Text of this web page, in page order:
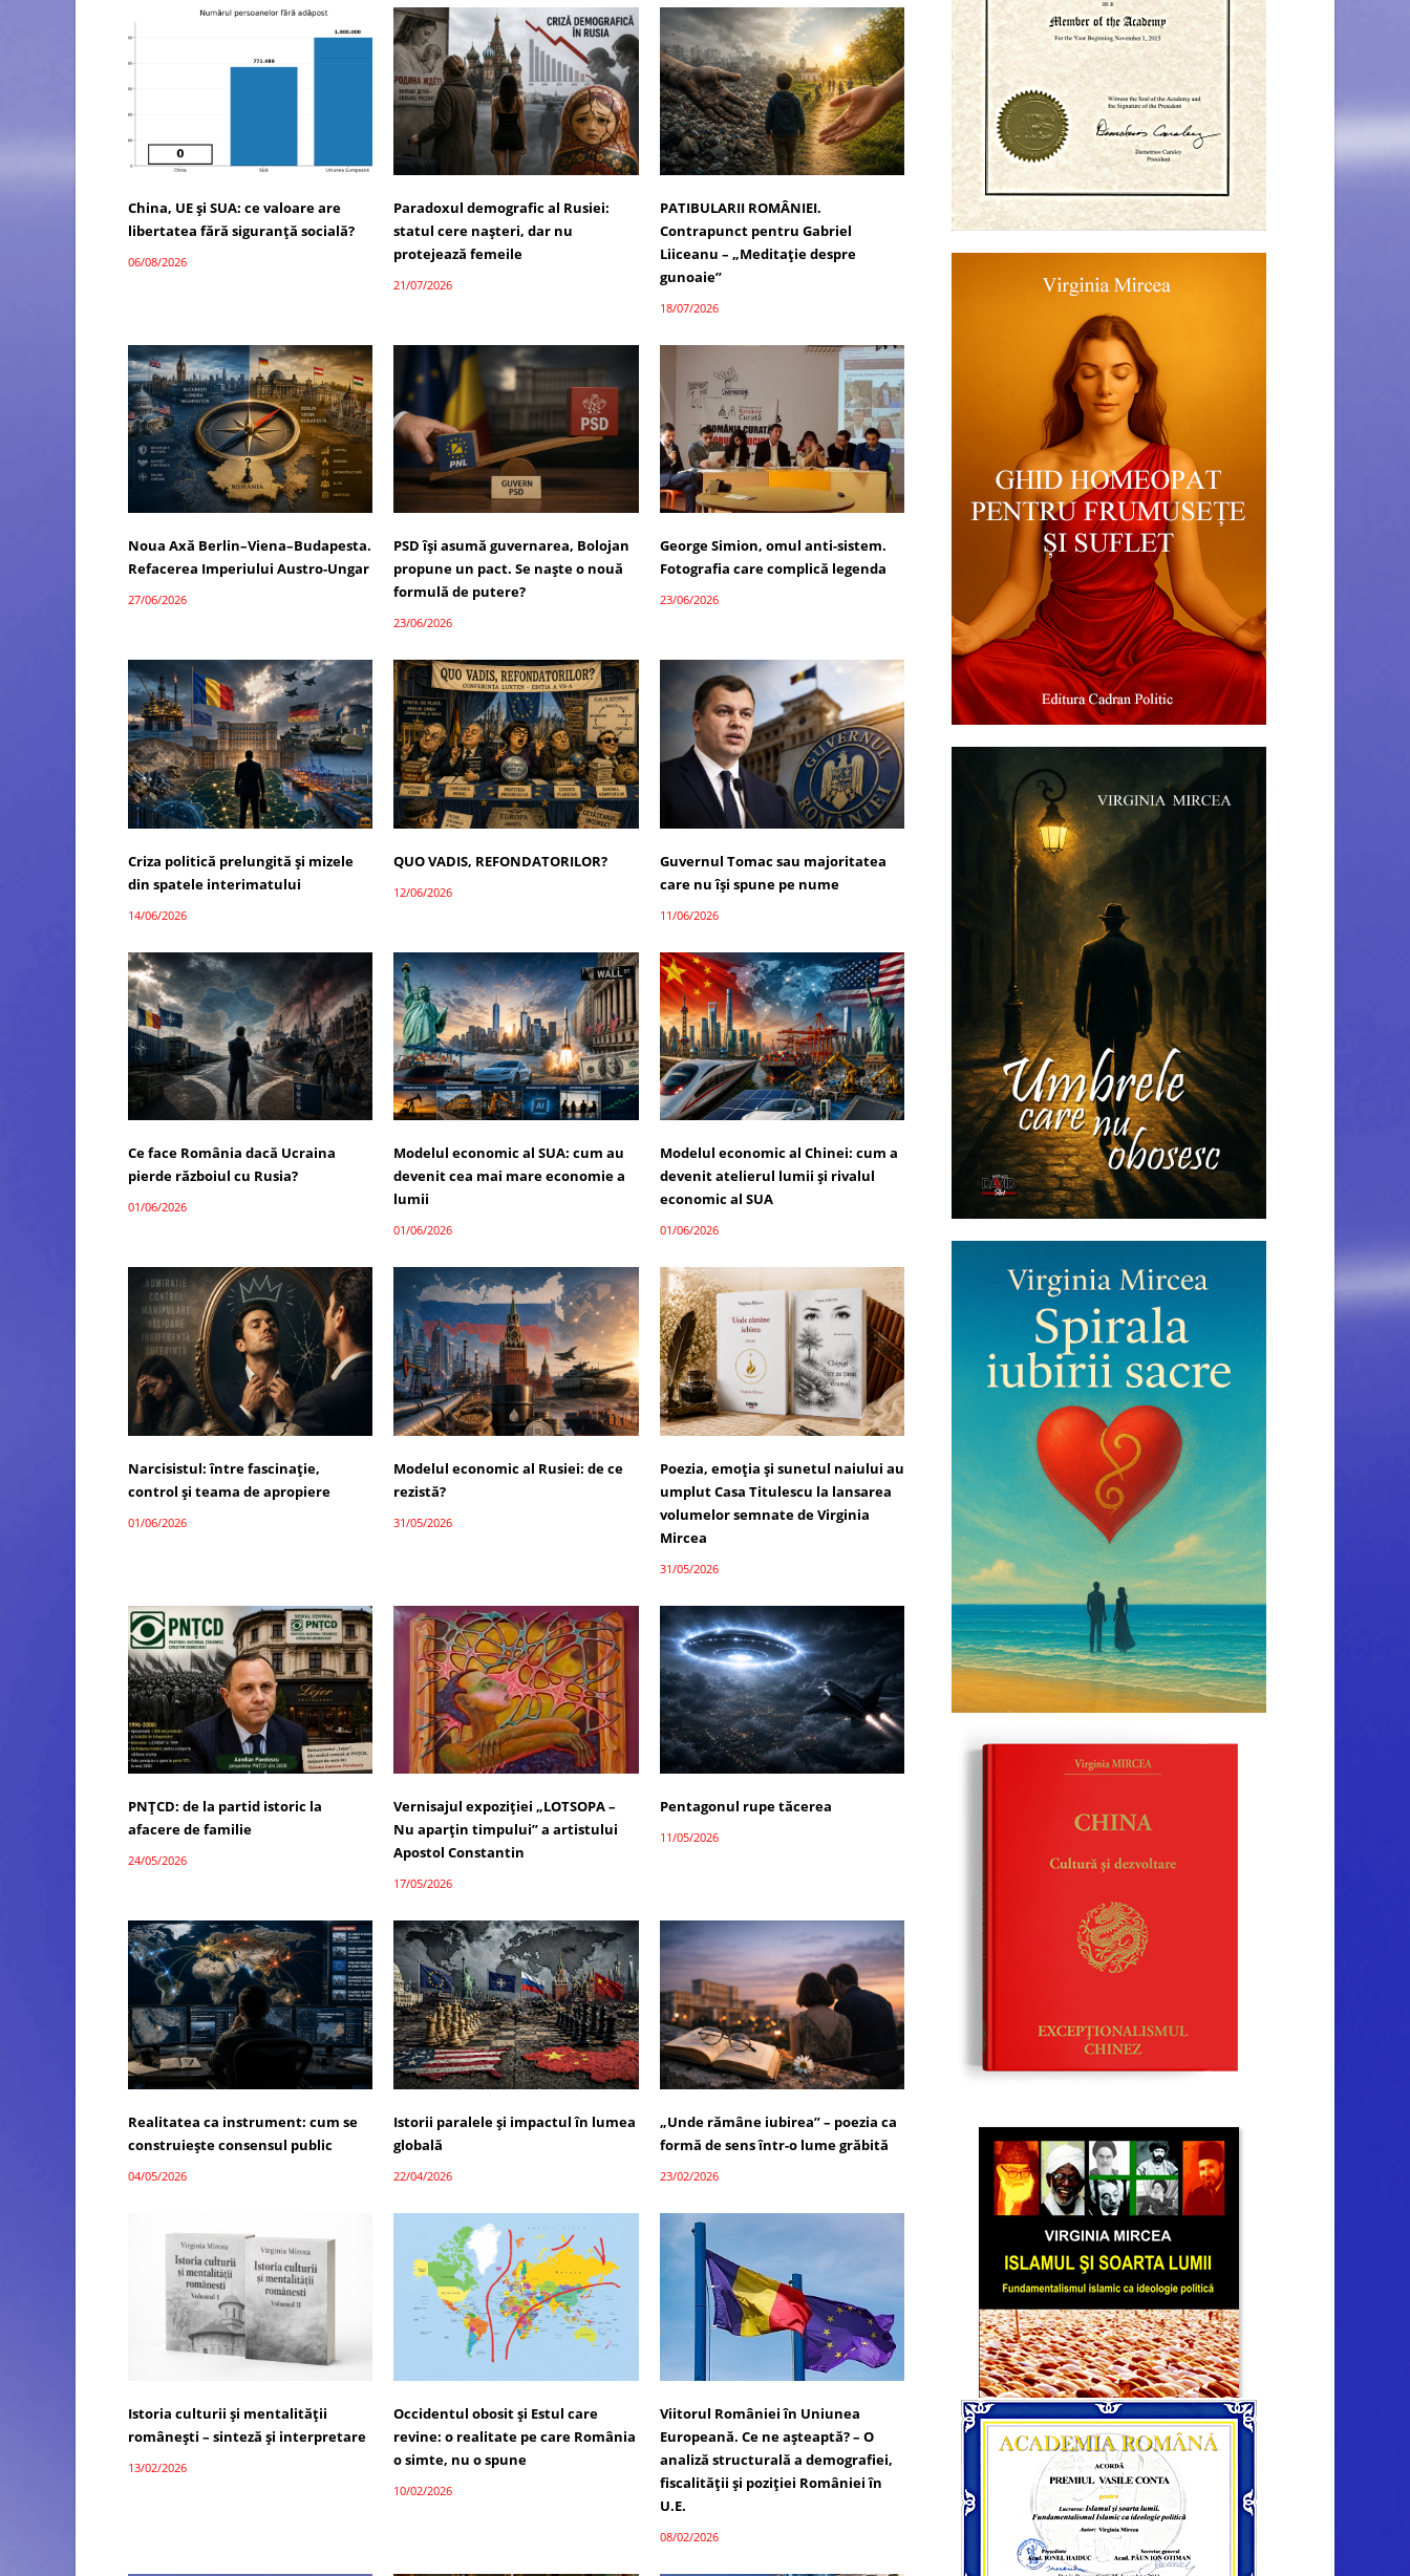
China, UE și SUA: ce valoare are
libertatea fără siguranță socială?
06/08/2026
Paradoxul demografic al Rusiei:
statul cere nașteri, dar nu
protejează femeile
21/07/2026
PATIBULARII ROMÂNIEI.
Contrapunct pentru Gabriel
Liiceanu – „Meditație despre
gunoaie”
18/07/2026
Noua Axă Berlin–Viena–Budapesta.
Refacerea Imperiului Austro-Ungar
27/06/2026
PSD își asumă guvernarea, Bolojan
propune un pact. Se naște o nouă
formulă de putere?
23/06/2026
George Simion, omul anti-sistem.
Fotografia care complică legenda
23/06/2026
Criza politică prelungită și mizele
din spatele interimatului
14/06/2026
QUO VADIS, REFONDATORILOR?
12/06/2026
Guvernul Tomac sau majoritatea
care nu își spune pe nume
11/06/2026
Ce face România dacă Ucraina
pierde războiul cu Rusia?
01/06/2026
Modelul economic al SUA: cum au
devenit cea mai mare economie a
lumii
01/06/2026
Modelul economic al Chinei: cum a
devenit atelierul lumii și rivalul
economic al SUA
01/06/2026
Narcisistul: între fascinație,
control și teama de apropiere
01/06/2026
Modelul economic al Rusiei: de ce
rezistă?
31/05/2026
Poezia, emoția și sunetul naiului au
umplut Casa Titulescu la lansarea
volumelor semnate de Virginia
Mircea
31/05/2026
PNȚCD: de la partid istoric la
afacere de familie
24/05/2026
Vernisajul expoziției „LOTSOPA –
Nu aparțin timpului” a artistului
Apostol Constantin
17/05/2026
Pentagonul rupe tăcerea
11/05/2026
Realitatea ca instrument: cum se
construiește consensul public
04/05/2026
Istorii paralele și impactul în lumea
globală
22/04/2026
„Unde rămâne iubirea” – poezia ca
formă de sens într-o lume grăbită
23/02/2026
Istoria culturii și mentalității
românești – sinteză și interpretare
13/02/2026
Occidentul obosit și Estul care
revine: o realitate pe care România
o simte, nu o spune
10/02/2026
Viitorul României în Uniunea
Europeană. Ce ne așteaptă? – O
analiză structurală a demografiei,
fiscalității și poziției României în
U.E.
08/02/2026